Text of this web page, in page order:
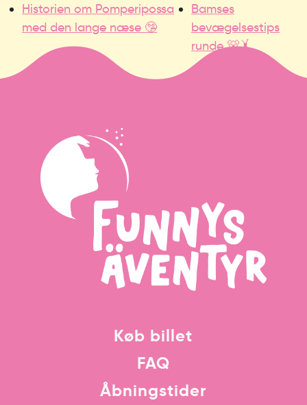
Historien om Pomperipossa
med den lange næse 🤥
Bamses
bevægelsestips
runde 🐻🤸
Køb billet
FAQ
Åbningstider